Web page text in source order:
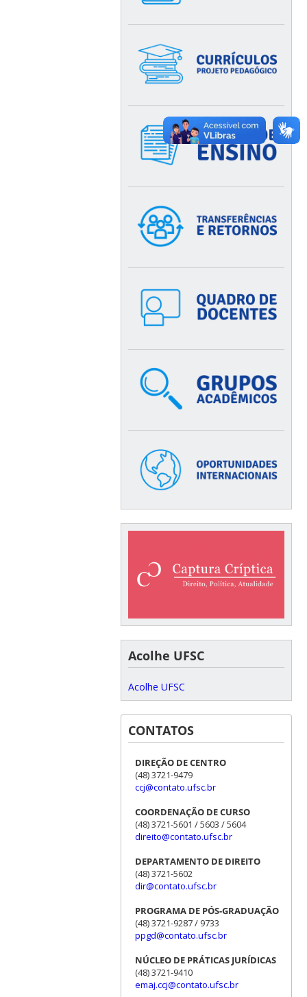
Acolhe UFSC
Acolhe UFSC
CONTATOS
DIREÇÃO DE CENTRO
(48) 3721-9479
ccj@contato.ufsc.br
COORDENAÇÃO DE CURSO
(48) 3721-5601 / 5603 / 5604
direito@contato.ufsc.br
DEPARTAMENTO DE DIREITO
(48) 3721-5602
dir@contato.ufsc.br
PROGRAMA DE PÓS-GRADUAÇÃO
(48) 3721-9287 / 9733
ppgd@contato.ufsc.br
NÚCLEO DE PRÁTICAS JURÍDICAS
(48) 3721-9410
emaj.ccj@contato.ufsc.br